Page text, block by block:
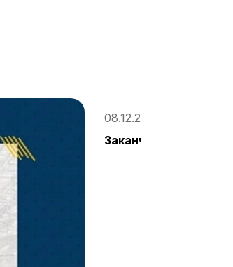
08.12.2019, 18:31
Заканчиваем год